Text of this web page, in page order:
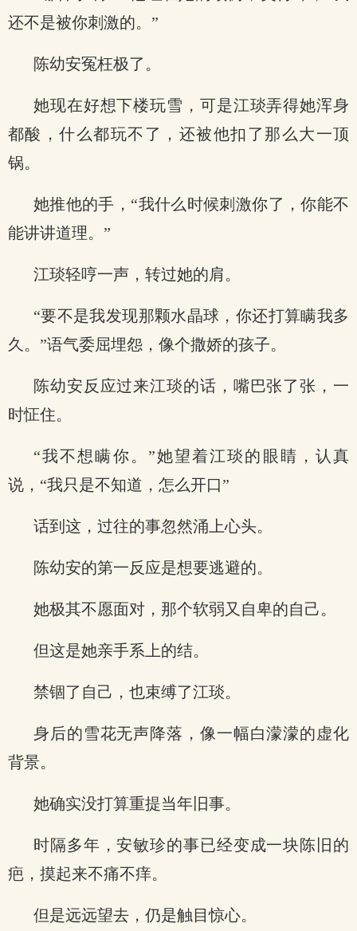
还不是被你刺激的。”
陈幼安冤枉极了。
她现在好想下楼玩雪，可是江琰弄得她浑身
都酸，什么都玩不了，还被他扣了那么大一顶
锅。
她推他的手，“我什么时候刺激你了，你能不
能讲讲道理。”
江琰轻哼一声，转过她的肩。
“要不是我发现那颗水晶球，你还打算瞒我多
久。”语气委屈埋怨，像个撒娇的孩子。
陈幼安反应过来江琰的话，嘴巴张了张，一
时怔住。
“我不想瞒你。”她望着江琰的眼睛，认真
说，“我只是不知道，怎么开口”
话到这，过往的事忽然涌上心头。
陈幼安的第一反应是想要逃避的。
她极其不愿面对，那个软弱又自卑的自己。
但这是她亲手系上的结。
禁锢了自己，也束缚了江琰。
身后的雪花无声降落，像一幅白濛濛的虚化
背景。
她确实没打算重提当年旧事。
时隔多年，安敏珍的事已经变成一块陈旧的
疤，摸起来不痛不痒。
但是远远望去，仍是触目惊心。